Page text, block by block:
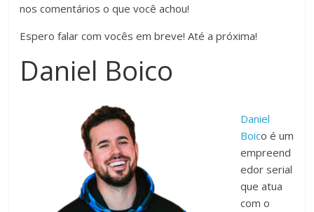
nos comentários o que você achou!
Espero falar com vocês em breve! Até a próxima!
Daniel Boico
Daniel
Boico é um
empreend
edor serial
que atua
com o